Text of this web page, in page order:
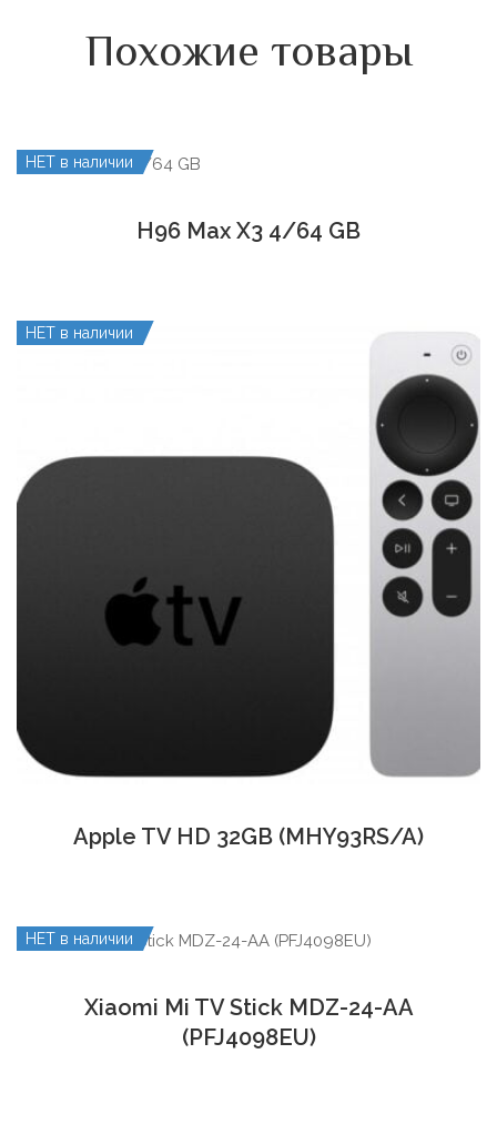
Похожие товары
НЕТ в наличии
H96 Max X3 4/64 GB
НЕТ в наличии
Apple TV HD 32GB (MHY93RS/A)
НЕТ в наличии
Xiaomi Mi TV Stick MDZ-24-AA
(PFJ4098EU)